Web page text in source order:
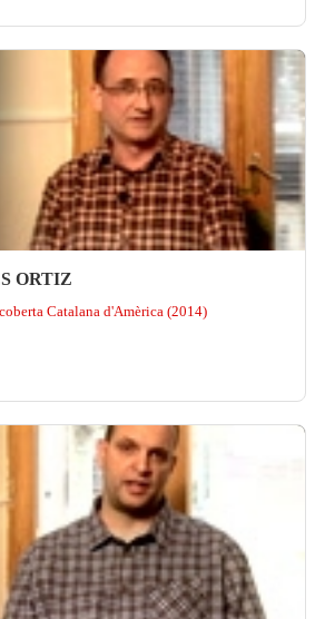
ORTIZ
Catalana d'Amèrica (2014)